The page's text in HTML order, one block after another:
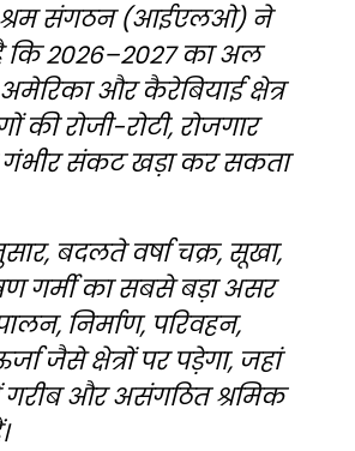
श्रम संगठन (आईएलओ) ने
कि 2026–2027 का अल
और कैरेबियाई क्षेत्र
की रोजी-रोटी, रोजगार
संकट खड़ा कर सकता
बदलते वर्षा चक्र, सूखा,
गर्मी का सबसे बड़ा असर
निर्माण, परिवहन,
जैसे क्षेत्रों पर पड़ेगा, जहां
गरीब और असंगठित श्रमिक